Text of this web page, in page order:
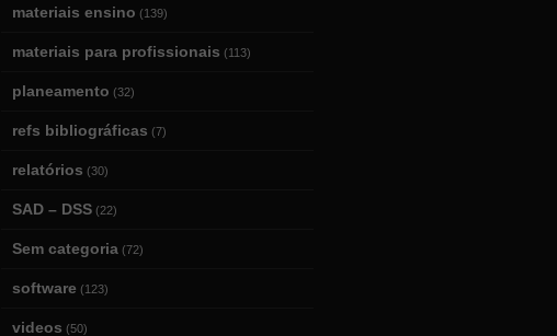
materiais ensino (139)
materiais para profissionais (113)
planeamento (32)
refs bibliográficas (7)
relatórios (30)
SAD – DSS (22)
Sem categoria (72)
software (123)
videos (50)